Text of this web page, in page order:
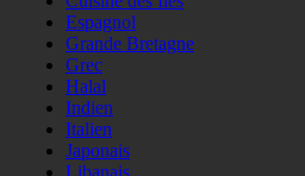
Espagnol
Grande Bretagne
Grec
Halal
Indien
Italien
Japonais
Libanais